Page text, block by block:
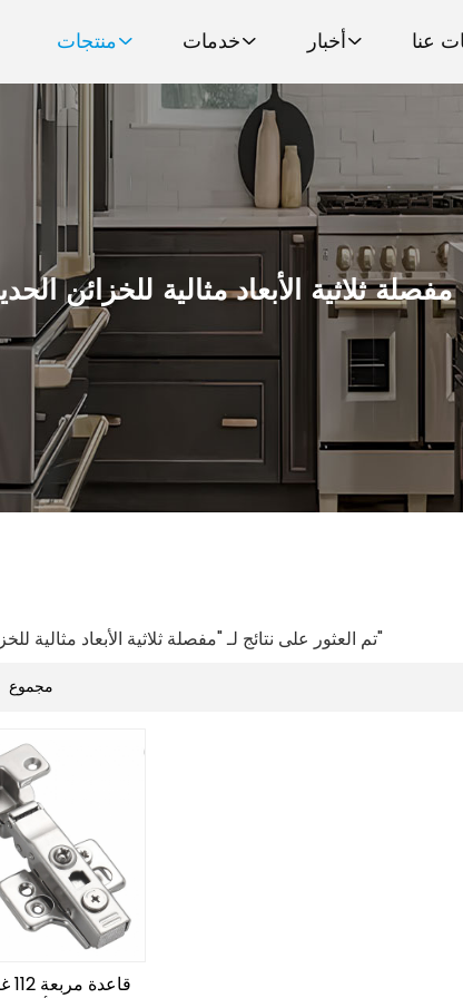
منتجات خدمات أخبار عنا
مفصلة ثلاثية الأبعاد مثالية للخزائن
1 تم العثور على نتائج لـ "مفصلة ثلاثية الأبعاد مثالية للخزائن الحديثة"
مجموع